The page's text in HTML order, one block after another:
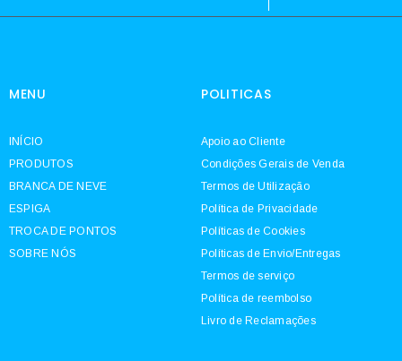
MENU
INÍCIO
PRODUTOS
BRANCA DE NEVE
ESPIGA
TROCA DE PONTOS
SOBRE NÓS
POLITICAS
Apoio ao Cliente
Condições Gerais de Venda
Termos de Utilização
Política de Privacidade
Políticas de Cookies
Políticas de Envio/Entregas
Termos de serviço
Política de reembolso
Livro de Reclamações